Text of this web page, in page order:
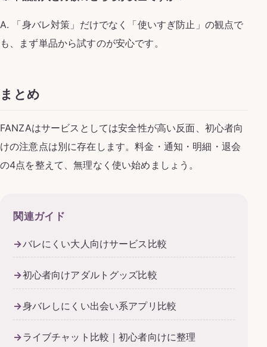
A. 「身バレ対策」だけでなく「使いすぎ防止」の観点で
も、まず単品から試すのが安心です。
まとめ
FANZAはサービスとしては安全性が高い反面、初心者向
けの注意点は別に存在します。料金・通知・明細・退会
の4点を整えて、無理なく使い始めましょう。
関連ガイド
バレにくい大人向けサービス比較
初心者向けアダルトグッズ比較
身バレしにくい出会い系アプリ比較
ライブチャット比較｜初心者向けに整理